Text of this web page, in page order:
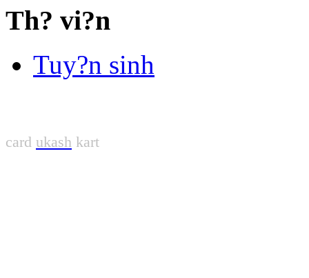
Th? vi?n
Tuy?n sinh
card ukash kart